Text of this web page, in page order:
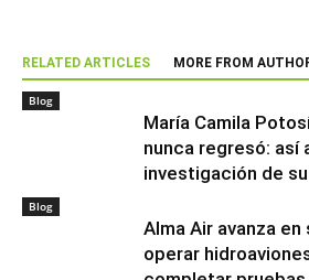
RELATED ARTICLES MORE FROM
Blog
María Camila
nunca regresó: así
investigación de
Blog
Alma Air avanza
operar